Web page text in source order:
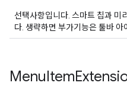
선택사항입니다. 스마트 칩과 미
다. 생략하면 부가기능은 툴바 아
MenuItem